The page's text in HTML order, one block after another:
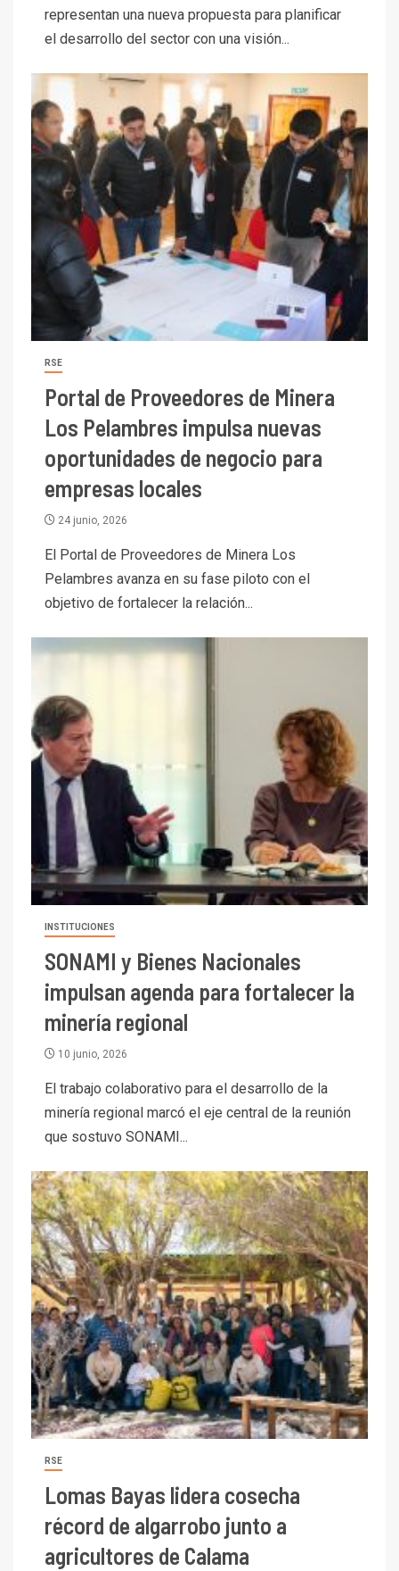
representan una nueva propuesta para planificar
el desarrollo del sector con una visión...
RSE
Portal de Proveedores de Minera
Los Pelambres impulsa nuevas
oportunidades de negocio para
empresas locales
24 junio, 2026
El Portal de Proveedores de Minera Los
Pelambres avanza en su fase piloto con el
objetivo de fortalecer la relación...
INSTITUCIONES
SONAMI y Bienes Nacionales
impulsan agenda para fortalecer la
minería regional
10 junio, 2026
El trabajo colaborativo para el desarrollo de la
minería regional marcó el eje central de la reunión
que sostuvo SONAMI...
RSE
Lomas Bayas lidera cosecha
récord de algarrobo junto a
agricultores de Calama